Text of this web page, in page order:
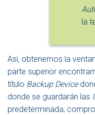
la
Así, obtenemos la
parte superior
título Backup Device
donde se guardarán las
predeterminada,